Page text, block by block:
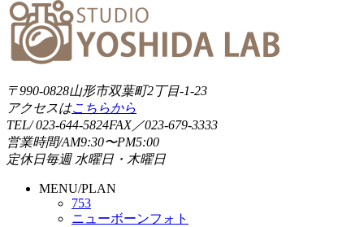
〒990-0828山形市双葉町2丁目-1-23
アクセスはこちらから
TEL/ 023-644-5824FAX／023-679-3333
営業時間/AM9:30〜PM5:00
定休日毎週 水曜日・木曜日
MENU/PLAN
753
ニューボーンフォト